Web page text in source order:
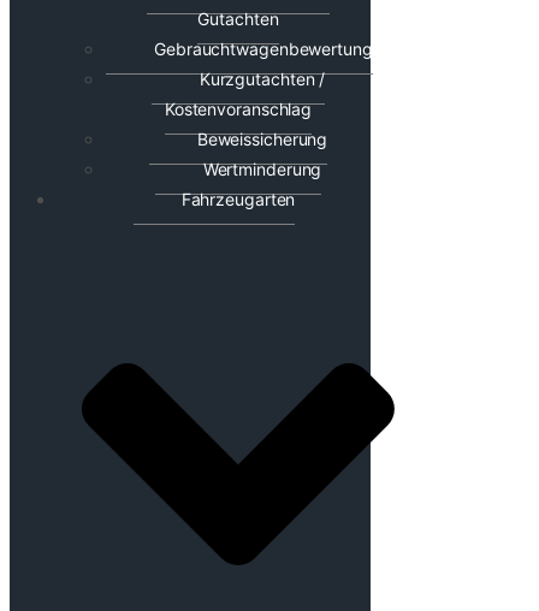
Gutachten
Gebrauchtwagenbewertung
Kurzgutachten /
Kostenvoranschlag
Beweissicherung
Wertminderung
Fahrzeugarten